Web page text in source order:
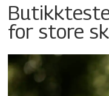
for store